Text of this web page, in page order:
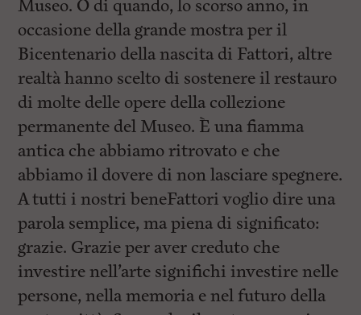
Museo. O di quando, lo scorso anno, in
occasione della grande mostra per il
Bicentenario della nascita di Fattori, altre
realtà hanno scelto di sostenere il restauro
di molte delle opere della collezione
permanente del Museo. È una fiamma
antica che abbiamo ritrovato e che
abbiamo il dovere di non lasciare spegnere.
A tutti i nostri beneFattori voglio dire una
parola semplice, ma piena di significato:
grazie. Grazie per aver creduto che
investire nell’arte significhi investire nelle
persone, nella memoria e nel futuro della